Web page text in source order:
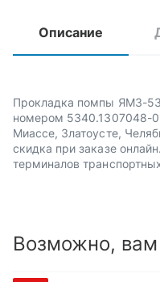
Описание
Прокладка помпы ЯМЗ-
номером 5340.1307048-
Миассе, Златоусте,
скидка при заказе
терминалов
Возможно, вам